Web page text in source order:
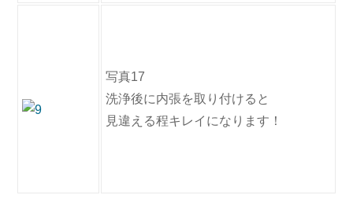
写真17
洗浄後に内張を取り付けると
見違える程キレイになります！